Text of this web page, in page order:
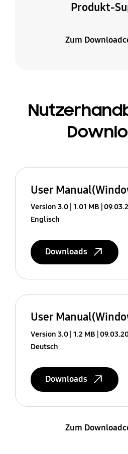
Produkt-
Zum
User
Version 3.0 1.01 MB
Englisch
Downloads
User
Version 3.0 1.2 MB
Deutsch
Downloads
Zum